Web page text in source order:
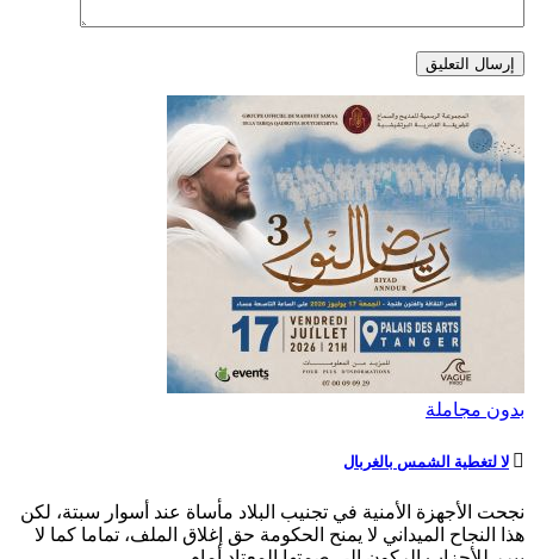
بدون مجاملة
لا لتغطية الشمس بالغربال
نجحت الأجهزة الأمنية في تجنيب البلاد مأساة عند أسوار سبتة، لكن
هذا النجاح الميداني لا يمنح الحكومة حق إغلاق الملف، تماما كما لا